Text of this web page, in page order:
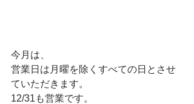
今月は、
営業日は月曜を除くすべての日とさせ
ていただきます。
12/31も営業です。